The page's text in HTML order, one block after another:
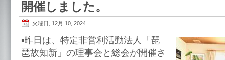
開催しました。
火曜日, 12月 10, 2024
▪️昨日は、特定非営利活動法人「琵
琶故知新」の理事会と総会が開催さ